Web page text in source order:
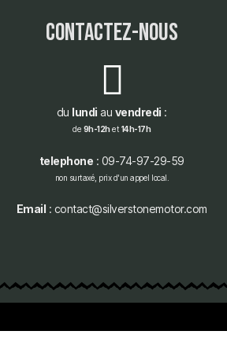
contactez-nous
du lundi au vendredi :
de 9h-12het 14h-17h
telephone : 09-74-97-29-59
non surtaxé, prix d'un appel local.
Email : contact@silverstonemotor.com